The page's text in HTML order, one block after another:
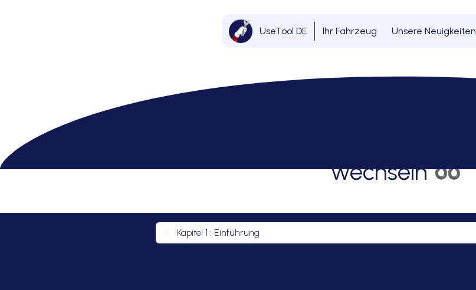
UseTool DE Ihr Fahrzeug Unsere Neuigkeiten
> Wie Polo 4 Stoßdämpfer hinten wechseln ➿
wechseln ➿
Kapitel 1 : Einführung